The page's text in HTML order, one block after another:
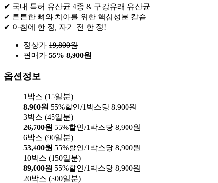
✔ 국내 특허 유산균 4종 & 구강유래 유산균
✔ 튼튼한 뼈와 치아를 위한 핵심성분 칼슘
✔ 아침에 한 정, 자기 전 한 정!
정상가 19,800원
판매가 55% 8,900원
옵션정보
1박스 (15일분)
8,900원 55%할인/1박스당 8,900원
3박스 (45일분)
26,700원 55%할인/1박스당 8,900원
6박스 (90일분)
53,400원 55%할인/1박스당 8,900원
10박스 (150일분)
89,000원 55%할인/1박스당 8,900원
20박스 (300일분)